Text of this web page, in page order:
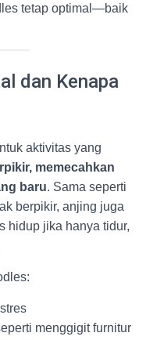
tetap optimal—baik
dan Kenapa
aktivitas yang
memecahkan
baru. Sama seperti
berpikir, anjing juga
hidup jika hanya tidur,
menggigit furnitur